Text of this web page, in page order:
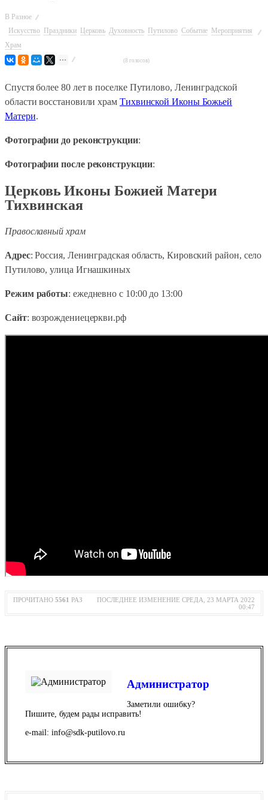
В Разное
Искусство
Праздники Церковь Духовность Путилово Событие Мероприятия
Храм
(8 голосов)
Спустя более 80 лет в поселке Путилово, Ленинградской
области восстановили храм Тихвинской Иконы Божьей
Матери.
Фотографии до реконструкции:
Фотографии после реконструкции:
Церковь Иконы Божией Матери
Тихвинская
Православный храм
Адрес: Россия, Ленинградская область, Кировский район, село
Путилово, улица Игнашкиных
Режим работы: ежедневно с 10:00 до 13:00
Сайт: возрождениецеркви.рф
ПРОЧИТАНО 5561 РАЗ
ПОСЛЕДНЕЕ ИЗМЕНЕНИЕ СРЕДА, 23 МАРТА 2022
00:47
Администратор
Заметили ошибку?
Пишите, будем рады исправить!
e-mail: info@sdk-putilovo.ru